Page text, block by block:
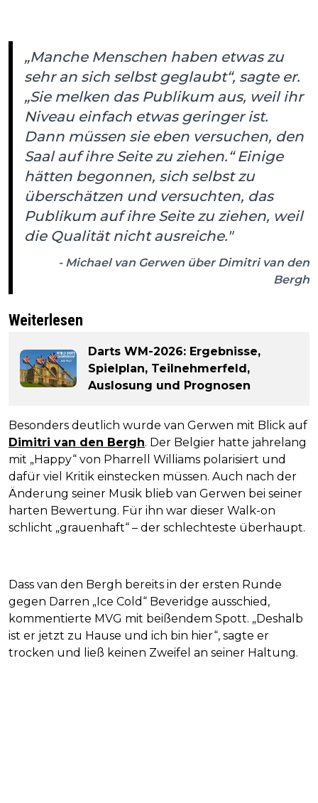
„Manche Menschen haben etwas zu
sehr an sich selbst geglaubt“, sagte er.
„Sie melken das Publikum aus, weil ihr
Niveau einfach etwas geringer ist.
Dann müssen sie eben versuchen, den
Saal auf ihre Seite zu ziehen.“ Einige
hätten begonnen, sich selbst zu
überschätzen und versuchten, das
Publikum auf ihre Seite zu ziehen, weil
die Qualität nicht ausreiche."
- Michael van Gerwen über Dimitri van den
Bergh
Weiterlesen
Darts WM-2026: Ergebnisse,
Spielplan, Teilnehmerfeld,
Auslosung und Prognosen
Besonders deutlich wurde van Gerwen mit Blick auf
Dimitri van den Bergh. Der Belgier hatte jahrelang
mit „Happy“ von Pharrell Williams polarisiert und
dafür viel Kritik einstecken müssen. Auch nach der
Änderung seiner Musik blieb van Gerwen bei seiner
harten Bewertung. Für ihn war dieser Walk-on
schlicht „grauenhaft“ – der schlechteste überhaupt.
Dass van den Bergh bereits in der ersten Runde
gegen Darren „Ice Cold“ Beveridge ausschied,
kommentierte MVG mit beißendem Spott. „Deshalb
ist er jetzt zu Hause und ich bin hier“, sagte er
trocken und ließ keinen Zweifel an seiner Haltung.